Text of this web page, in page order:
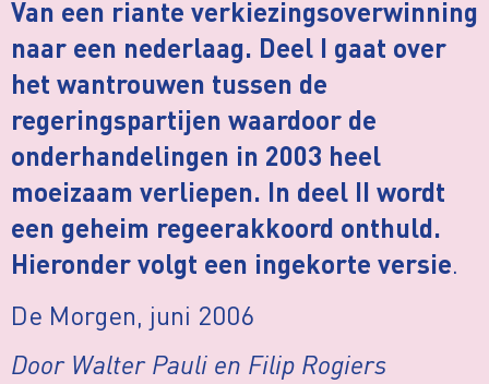
Van een riante verkiezingsoverwinning
naar een nederlaag. Deel I gaat over
het wantrouwen tussen de
regeringspartijen waardoor de
onderhandelingen in 2003 heel
moeizaam verliepen. In deel II wordt
een geheim regeerakkoord onthuld.
Hieronder volgt een ingekorte versie.
De Morgen, juni 2006
Door Walter Pauli en Filip Rogiers